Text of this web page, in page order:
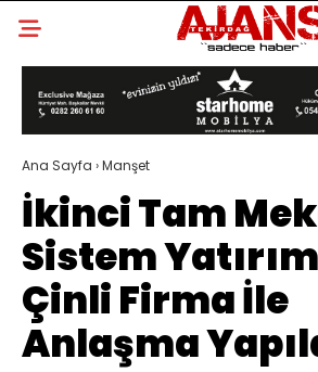
Ana Sayfa ›Manşet
İkinci Tam
Sistem
Çinli Firma İle
Anlaşma